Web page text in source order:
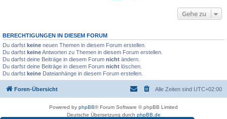
Gehe zu
BERECHTIGUNGEN IN DIESEM FORUM
Du darfst keine neuen Themen in diesem Forum erstellen.
Du darfst keineAntworten zu Themen in diesem Forum erstellen.
Du darfst deine Beiträge in diesem Forum nicht ändern.
Du darfst deine Beiträge in diesem Forum nicht löschen.
Du darfst keine Dateianhänge in diesem Forum erstellen.
Foren-Übersicht Alle Zeiten sind UTC+02:00
Powered by phpBB® Forum Software © phpBB Limited
Deutsche Übersetzung durch phpBB.de